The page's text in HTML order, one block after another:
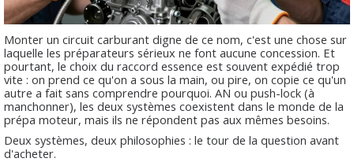
Monter un circuit carburant digne de ce nom, c'est une chose sur
laquelle les préparateurs sérieux ne font aucune concession. Et
pourtant, le choix du raccord essence est souvent expédié trop
vite : on prend ce qu'on a sous la main, ou pire, on copie ce qu'un
autre a fait sans comprendre pourquoi. AN ou push-lock (à
manchonner), les deux systèmes coexistent dans le monde de la
prépa moteur, mais ils ne répondent pas aux mêmes besoins.
Deux systèmes, deux philosophies : le tour de la question avant
d'acheter.